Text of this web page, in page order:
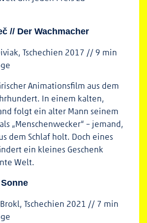
// Der Wachmacher
Tschechien 2017 // 9 min
Animationsfilm aus dem
In einem kalten,
folgt ein alter Mann seinem
„Menschenwecker“ – jemand,
dem Schlaf holt. Doch eines
ein kleines Geschenk
Welt.
Tschechien 2021 // 7 min